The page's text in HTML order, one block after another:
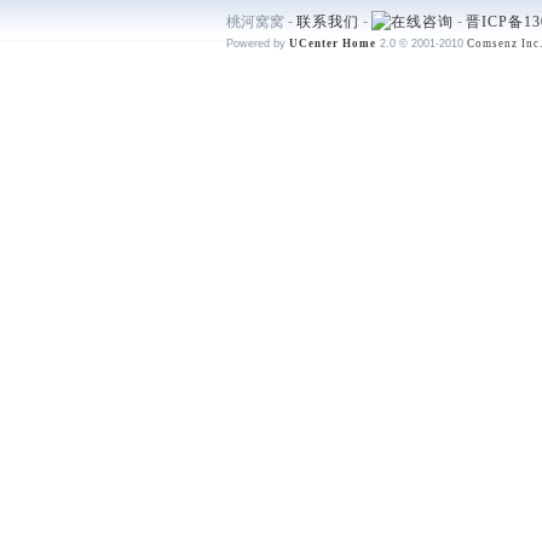
桃河窝窝 - 联系我们 - - 晋ICP备
Powered by UCenter Home 2.0 © 2001-2010 Comsenz Inc.